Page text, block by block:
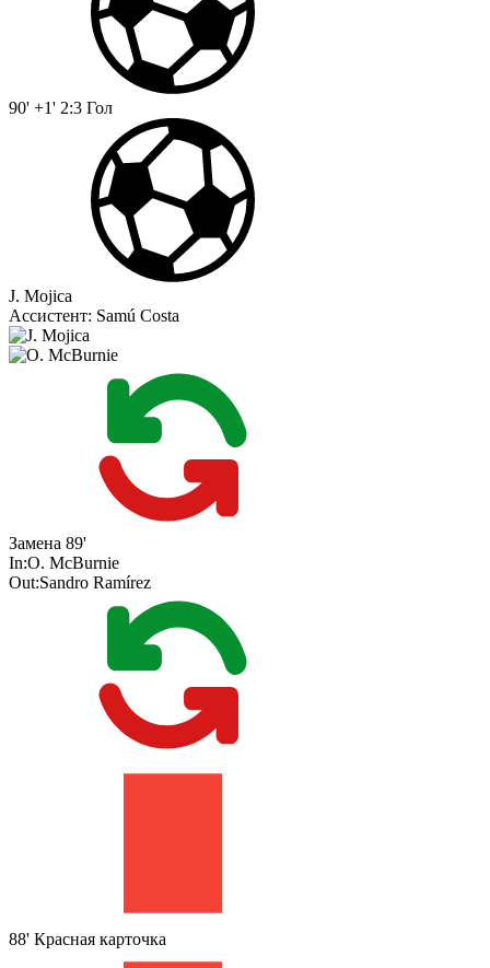
90' +1' 2:3 Гол
J. Mojica
Ассистент: Samú Costa
Замена 89'
In:O. McBurnie
Out:Sandro Ramírez
88' Красная карточка